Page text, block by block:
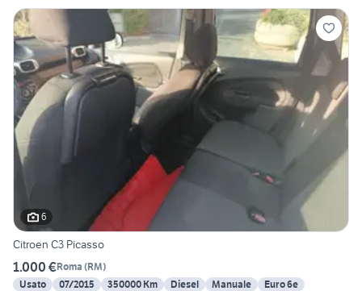
6
Citroen C3 Picasso
1.000 €Roma (RM)
Usato
07/2015 350000 Km Diesel Manuale Euro 6e